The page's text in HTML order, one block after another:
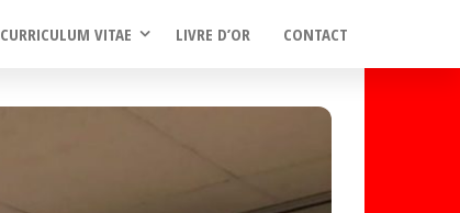
CURRICULUM VITAE LIVRE D’OR CONTACT